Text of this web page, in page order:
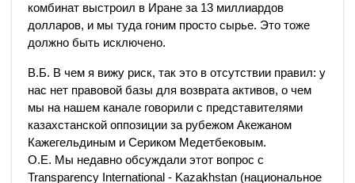
комбинат выстроил в Иране за 13 миллиардов
долларов, и мы туда гоним просто сырье. Это тоже
должно быть исключено.
В.Б. В чем я вижу риск, так это в отсутствии правил: у
нас нет правовой базы для возврата активов, о чем
мы на нашем канале говорили с представителями
казахстанской оппозиции за рубежом Акежаном
Кажегельдиным и Сериком Медетбековым.
О.Е. Мы недавно обсуждали этот вопрос с
Transparency International - Kazakhstan (национальное